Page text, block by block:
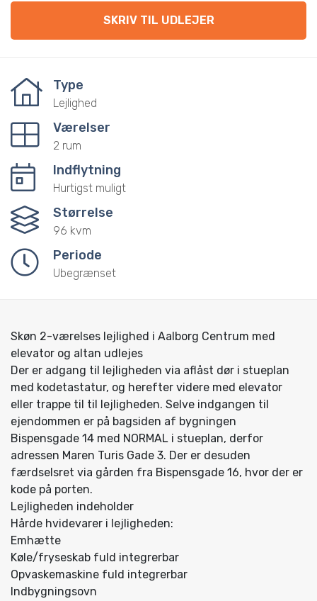
SKRIV TIL UDLEJER
Type
Lejlighed
Værelser
2 rum
Indflytning
Hurtigst muligt
Størrelse
96 kvm
Periode
Ubegrænset
Skøn 2-værelses lejlighed i Aalborg Centrum med
elevator og altan udlejes
Der er adgang til lejligheden via aflåst dør i stueplan
med kodetastatur, og herefter videre med elevator
eller trappe til til lejligheden. Selve indgangen til
ejendommen er på bagsiden af bygningen
Bispensgade 14 med NORMAL i stueplan, derfor
adressen Maren Turis Gade 3. Der er desuden
færdselsret via gården fra Bispensgade 16, hvor der er
kode på porten.
Lejligheden indeholder
Hårde hvidevarer i lejligheden:
Emhætte
Køle/fryseskab fuld integrerbar
Opvaskemaskine fuld integrerbar
Indbygningsovn